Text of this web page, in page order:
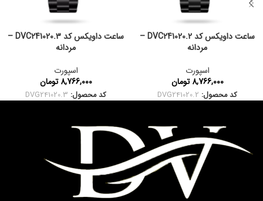
ساعت داویکس کد DVC241020.2 –
مردانه
اسپورت
8,766,000 تومان
کد محصول: DVG241020.2
ساعت داویکس کد DVC241020.3 –
مردانه
اسپورت
8,766,000 تومان
کد محصول: DVG241020.3